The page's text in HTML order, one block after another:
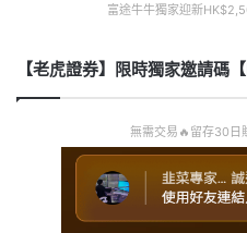
富途牛牛獨家迎新
【老虎證券】限時獨家邀請碼
無需交易🔥留存30日